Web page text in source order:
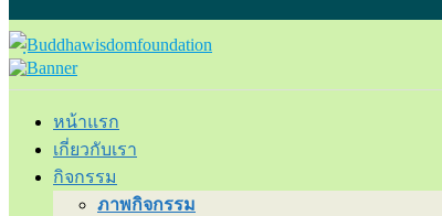
หน้าแรก
เกี่ยวกับเรา
กิจกรรม
ภาพกิจกรรม